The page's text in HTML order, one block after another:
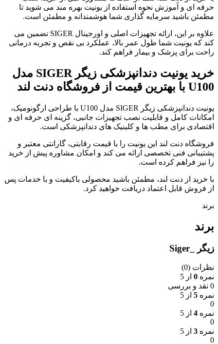
حرفه ای و آموزش نحوه استفاده از یونیت بهره مند می شوید تا
مطمئن باشید سرمایه گذاری شما هوشمندانه و مطمئن است.
علاوه بر این، ارائه تجهیزات اصلی و اورجینال SIGER تضمین می
کند که یونیت شما طول عمر بالا، عملکرد بی نقص و تجربه درمانی
راحت برای پزشک و بیمار فراهم کند.
خرید یونیت دندانپزشکی زیگر SIGER مدل
U100 با بهترین قیمت از فروشگاه دنت لند
یونیت دندانپزشکی زیگر SIGER مدل U100 با طراحی ارگونومیک،
امکانات کامل و قابلیت نصب تجهیزات جانبی، گزینه ای حرفه ای و
اقتصادی برای مطب ها و کلینیک های دندانپزشکی است.
فروشگاه دنت لند این یونیت را با قیمت رقابتی، گارانتی معتبر و
پشتیبانی فنی تخصصی ارائه می کند و امکان مشاوره پیش از خرید
را نیز فراهم کرده است.
با خرید از دنت لند، مطمئن باشید محصولی باکیفیت و با خدمات پس
از فروش قابل اعتماد دریافت خواهید کرد.
برند
برند
زیگر _Siger
نظرات (0)
نمره 0 از 5
0 نقد و بررسی
نمره 5 از 5
0
نمره 4 از 5
0
نمره 3 از 5
0